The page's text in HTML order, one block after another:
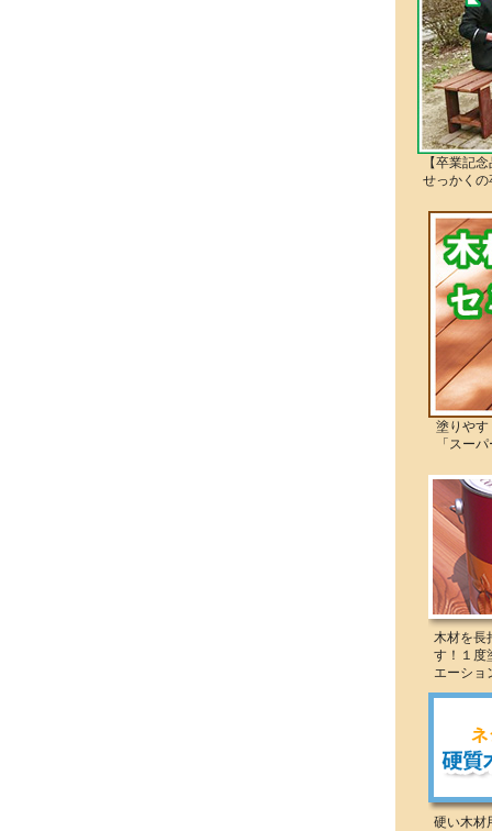
【卒業記
せっかく
塗りやす
「スーパ
木材を長
す！１度
エーショ
硬い木材